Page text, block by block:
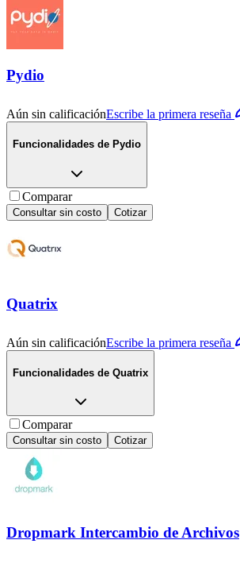
Pydio
Aún sin calificaciónEscribe la primera reseña
Funcionalidades de Pydio
Comparar
Consultar sin costo Cotizar
Quatrix
Aún sin calificaciónEscribe la primera reseña
Funcionalidades de Quatrix
Comparar
Consultar sin costo Cotizar
Dropmark Intercambio de Archivos